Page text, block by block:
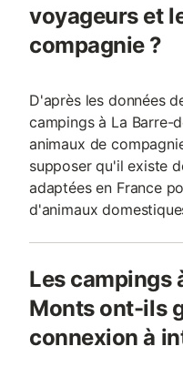
voyageurs et
compagnie ?
D'après les données
campings à La Barre-
animaux de
supposer qu'il existe
adaptées en France
d'animaux
Les campings
Monts ont-ils
connexion à